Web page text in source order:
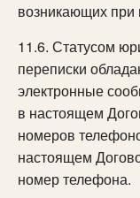
возникающих при
11.6. Статусом
переписки
электронные
в настоящем
номеров
настоящем
номер телефона.